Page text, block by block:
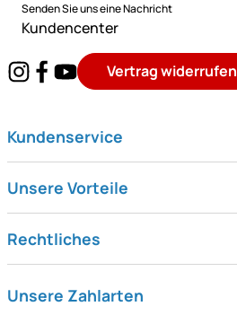
Senden Sie uns eine Nachricht
Kundencenter
Vertrag widerrufen
Kundenservice
Unsere Vorteile
Rechtliches
Unsere Zahlarten